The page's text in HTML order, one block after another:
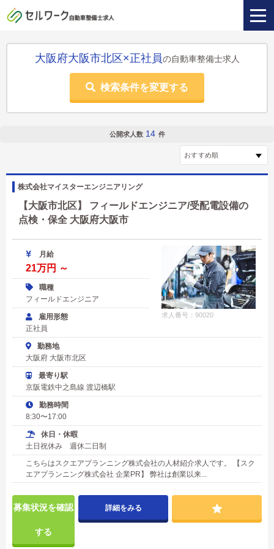
大阪府大阪市北区×正社員の自動車整備士求人
検索条件を変更する
公開求人数 14 件
株式会社マイスターエンジニアリング
【大阪市北区】 フィールドエンジニア/受配電設備の
点検・保全 大阪府大阪市
求人番号：90020
月給
21万円 ～
職種
フィールドエンジニア
雇用形態
正社員
勤務地
大阪府 大阪市北区
最寄り駅
京阪電鉄中之島線 渡辺橋駅
勤務時間
8:30〜17:00
休日・休暇
土日祝休み 週休二日制
こちらはスクエアプランニング株式会社の人材紹介求人です。 【スク
エアプランニング株式会社 企業PR】 弊社は創業以来...
募集状況を確認
する
詳細をみる